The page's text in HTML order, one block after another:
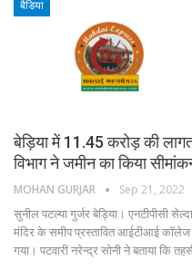
बैडिया
बेड़िया में 11.45 करोड़ की
विभाग ने जमीन का किया
MOHAN GURJAR Sep 21, 2022
सुनील पटल्या गुर्जर बेड़िया। एनटीपीसी
मंदिर के समीप प्रस्तावित आईटीआई कॉलेज
गया। पटवारी नरेन्द्र सोनी ने बताया कि